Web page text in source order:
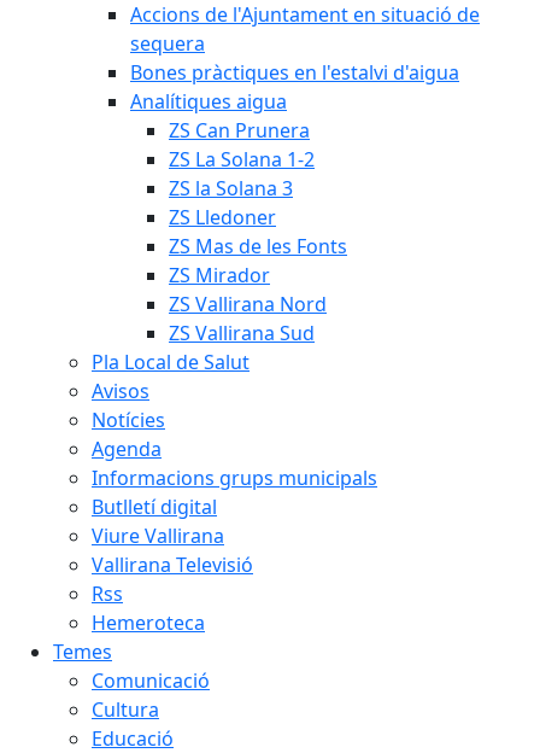
Accions de l'Ajuntament en situació de
sequera
Bones pràctiques en l'estalvi d'aigua
Analítiques aigua
ZS Can Prunera
ZS La Solana 1-2
ZS la Solana 3
ZS Lledoner
ZS Mas de les Fonts
ZS Mirador
ZS Vallirana Nord
ZS Vallirana Sud
Pla Local de Salut
Avisos
Notícies
Agenda
Informacions grups municipals
Butlletí digital
Viure Vallirana
Vallirana Televisió
Rss
Hemeroteca
Temes
Comunicació
Cultura
Educació